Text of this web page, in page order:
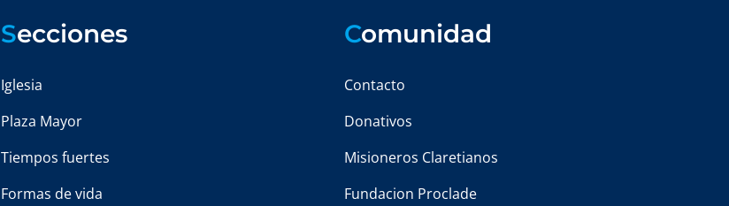
Secciones
Iglesia
Plaza Mayor
Tiempos fuertes
Formas de vida
Comunidad
Contacto
Donativos
Misioneros Claretianos
Fundacion Proclade